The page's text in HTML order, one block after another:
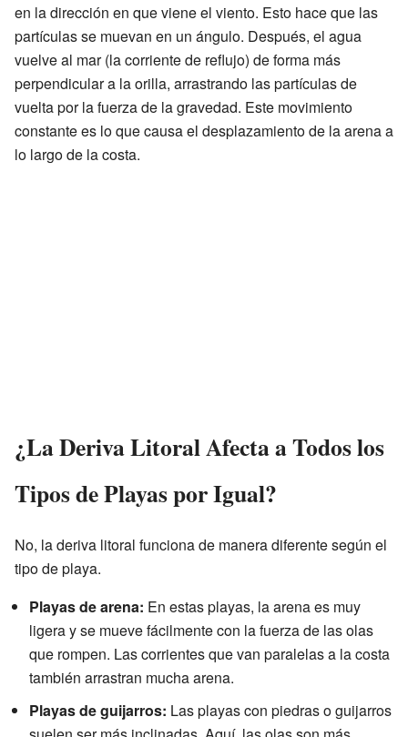
en la dirección en que viene el viento. Esto hace que las
partículas se muevan en un ángulo. Después, el agua
vuelve al mar (la corriente de reflujo) de forma más
perpendicular a la orilla, arrastrando las partículas de
vuelta por la fuerza de la gravedad. Este movimiento
constante es lo que causa el desplazamiento de la arena a
lo largo de la costa.
¿La Deriva Litoral Afecta a Todos los
Tipos de Playas por Igual?
No, la deriva litoral funciona de manera diferente según el
tipo de playa.
Playas de arena: En estas playas, la arena es muy
ligera y se mueve fácilmente con la fuerza de las olas
que rompen. Las corrientes que van paralelas a la costa
también arrastran mucha arena.
Playas de guijarros: Las playas con piedras o guijarros